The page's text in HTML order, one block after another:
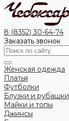
8 (8352) 30-64-74
Заказать звонок
Женская одежда
Платья
Футболки
Блузки и рубашки
Майки и топы
Джинсы